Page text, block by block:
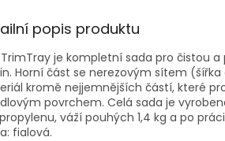
popis produktu
TrimTray je kompletní sada pro čistou
Horní část se nerezovým sítem
kromě nejjemnějších částí, které
povrchem. Celá sada je
váží pouhých 1,4 kg a po
fialová.